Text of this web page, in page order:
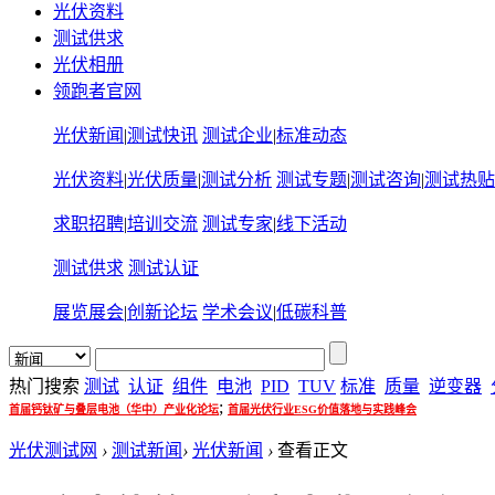
光伏资料
测试供求
光伏相册
领跑者官网
光伏新闻 |测试快讯 测试企业|标准动态
光伏资料|光伏质量|测试分析 测试专题|测试咨询|测试热贴
求职招聘|培训交流 测试专家|线下活动
测试供求 测试认证
展览展会|创新论坛 学术会议|低碳科普
热门搜索 测试 认证 组件 电池 PID TUV 标准 质量 逆变器
首届钙钛矿与叠层电池（华中）产业化论坛; 首届光伏行业ESG价值落地与实践峰会
光伏测试网 › 测试新闻 › 光伏新闻 › 查看正文